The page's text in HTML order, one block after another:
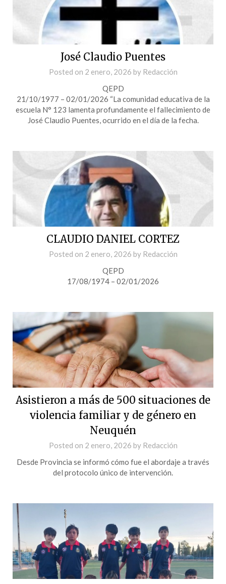
José Claudio Puentes
Posted on 2 enero, 2026 by Redacción
QEPD
21/10/1977 – 02/01/2026 “La comunidad educativa de la
escuela N° 123 lamenta profundamente el fallecimiento de
José Claudio Puentes, ocurrido en el día de la fecha.
CLAUDIO DANIEL CORTEZ
Posted on 2 enero, 2026 by Redacción
QEPD
17/08/1974 – 02/01/2026
Asistieron a más de 500 situaciones de
violencia familiar y de género en
Neuquén
Posted on 2 enero, 2026 by Redacción
Desde Provincia se informó cómo fue el abordaje a través
del protocolo único de intervención.